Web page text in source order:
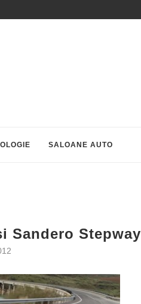
SALOANE AUTO
Sandero Stepway